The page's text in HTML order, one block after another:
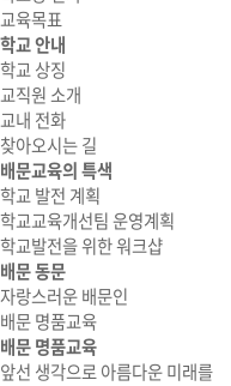
교육목표
학교 안내
학교 상징
교직원 소개
교내 전화
찾아오시는 길
배문교육의 특색
학교 발전 계획
학교교육개선팀 운영계획
학교발전을 위한 워크샵
배문 동문
자랑스러운 배문인
배문 명품교육
배문 명품교육
앞선 생각으로 아름다운 미래를